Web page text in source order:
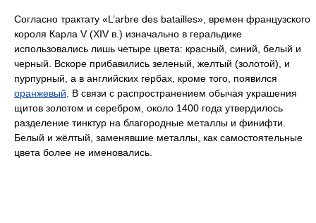
Согласно трактату «L’arbre des batailles», времен французского
короля Карла V (XIV в.) изначально в геральдике
использовались лишь четыре цвета: красный, синий, белый и
черный. Вскоре прибавились зеленый, желтый (золотой), и
пурпурный, а в английских гербах, кроме того, появился
оранжевый . В связи с распространением обычая украшения
щитов золотом и серебром, около 1400 года утвердилось
разделение тинктур на благородные металлы и финифти.
Белый и жёлтый, заменявшие металлы, как самостоятельные
цвета более не именовались.